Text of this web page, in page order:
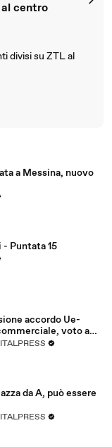
centro
divisi su ZTL al
a Messina, nuovo
Puntata 15
accordo Ue-
voto a
da A, può essere